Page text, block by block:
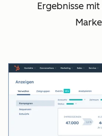
Ergebnisse